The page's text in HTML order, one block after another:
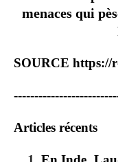
SOURCE https://
Articles récents